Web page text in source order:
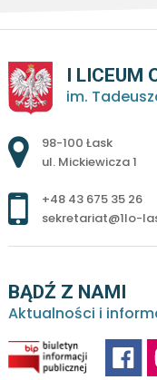
I LICEUM
im.
Adres pocztowy:
98-100 Łask
ul. Mickiewicza 1
+48 43 675 35 26
sekretariat@1lo-
BĄDŹ Z NAMI
Aktualności i